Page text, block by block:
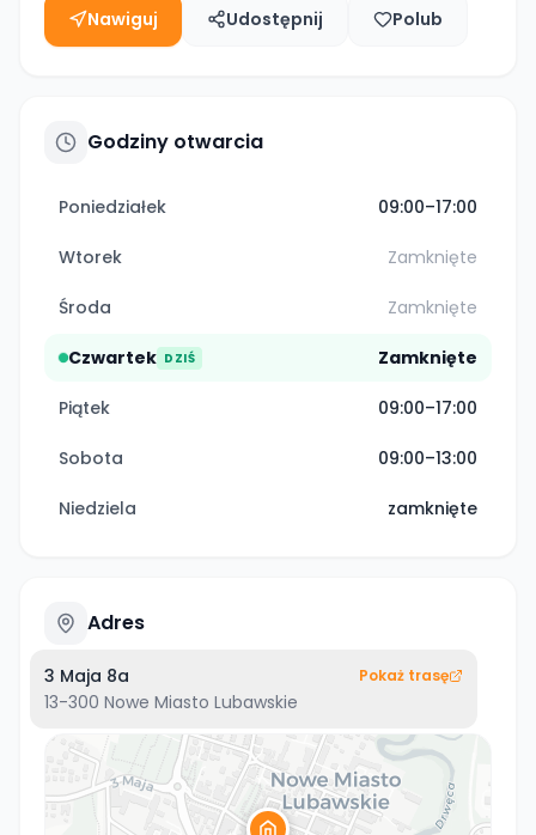
Nawiguj Udostępnij Polub
Godziny otwarcia
Poniedziałek 09:00–17:00
Wtorek Zamknięte
Środa Zamknięte
Czwartek DZIŚ Zamknięte
Piątek 09:00–17:00
Sobota 09:00–13:00
Niedziela zamknięte
Adres
3 Maja 8a
13-300 Nowe Miasto Lubawskie
Pokaż trasę